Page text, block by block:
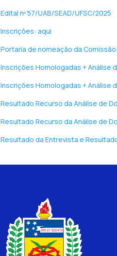
Edital nº 57/UAB/SEAD/UFSC/2025
Inscrições: aqui
Portaria de nomeação da
Inscrições Homologadas + Análise
Inscrições Homologadas + Análise
Resultado Recurso da Análise de
Resultado Recurso da Análise de
Resultado da Entrevista e